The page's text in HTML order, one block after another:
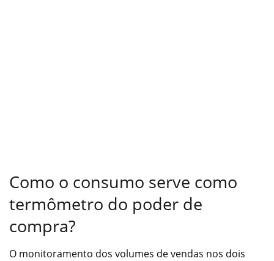
Como o consumo serve como
termômetro do poder de
compra?
O monitoramento dos volumes de vendas nos dois